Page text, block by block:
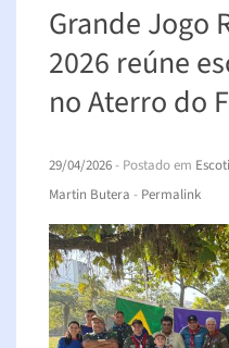
Grande Jogo
2026 reúne
no Aterro do
29/04/2026- Postado em
Martin Butera - Permalink